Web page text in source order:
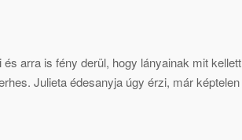
arra is fény derül, hogy lányainak mit kellett
Julieta édesanyja úgy érzi, már képtelen